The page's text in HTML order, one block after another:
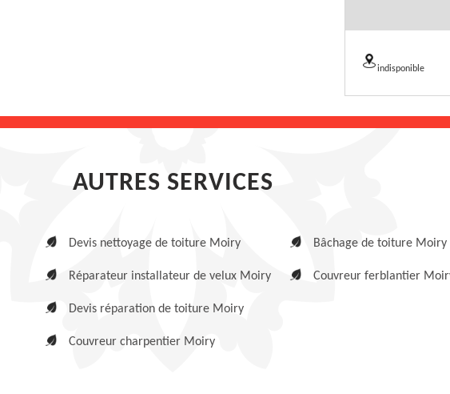
indisponible
AUTRES SERVICES
Devis nettoyage de toiture Moiry
Réparateur installateur de velux Moiry
Devis réparation de toiture Moiry
Couvreur charpentier Moiry
Bâchage de toiture Moiry
Couvreur ferblantier